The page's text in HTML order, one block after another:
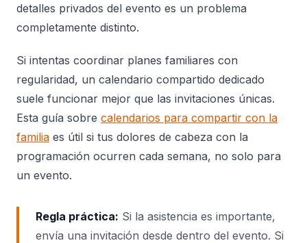
detalles privados del evento es un problema
completamente distinto.
Si intentas coordinar planes familiares con
regularidad, un calendario compartido dedicado
suele funcionar mejor que las invitaciones únicas.
Esta guía sobre calendarios para compartir con la
familia es útil si tus dolores de cabeza con la
programación ocurren cada semana, no solo para
un evento.
Regla práctica: Si la asistencia es importante,
envía una invitación desde dentro del evento. Si